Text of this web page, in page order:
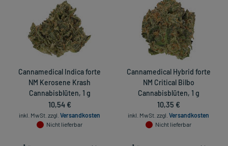
Cannamedical Indica forte
NM Kerosene Krash
Cannabisblüten, 1 g
10,54 €
inkl. MwSt. zzgl. Versandkosten
Nicht lieferbar
Cannamedical Hybrid forte
NM Critical Bilbo
Cannabisblüten, 1 g
10,35 €
inkl. MwSt. zzgl. Versandkosten
Nicht lieferbar